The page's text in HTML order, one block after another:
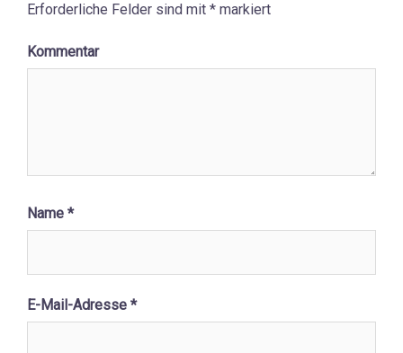
Erforderliche Felder sind mit * markiert
Kommentar
Name *
E-Mail-Adresse *